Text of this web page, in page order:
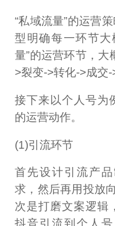
“私域流量”的运营
型明确每一环节
量”的运营环节，
>裂变->转化->成交-
接下来以个人号为
的运营动作。
(1)引流环节
首先设计引流产
求，然后再用投放
次是打磨文案逻辑